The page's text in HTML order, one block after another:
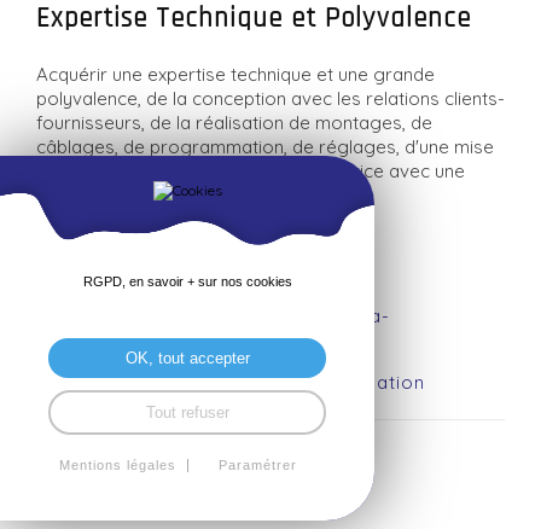
Expertise Technique et Polyvalence
Acquérir une expertise technique et une grande
polyvalence, de la conception avec les relations clients-
fournisseurs, de la réalisation de montages, de
câblages, de programmation, de réglages, d'une mise
au point mais aussi d'une mise en service avec une
amélioration des performances.
Contact : eabiven@sacrecoeur22.com
Présentation :https://www.styves-
sacrecoeurlasalle.bzh/documents-a-
telecharger/bts-crsa
Consultez le programme de la formation
Plaquette
RGPD, en savoir + sur nos cookies
OK, tout accepter
Tout refuser
Mentions légales Paramétrer